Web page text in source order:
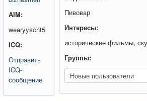
AIM:
wearyyacht5
ICQ:
Отправить
ICQ-
сообщение
Пивовар
Интересы:
исторические фильмы,
Группы: